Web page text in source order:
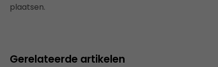
plaatsen.
Gerelateerde artikelen